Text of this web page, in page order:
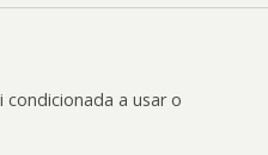
condicionada a usar o